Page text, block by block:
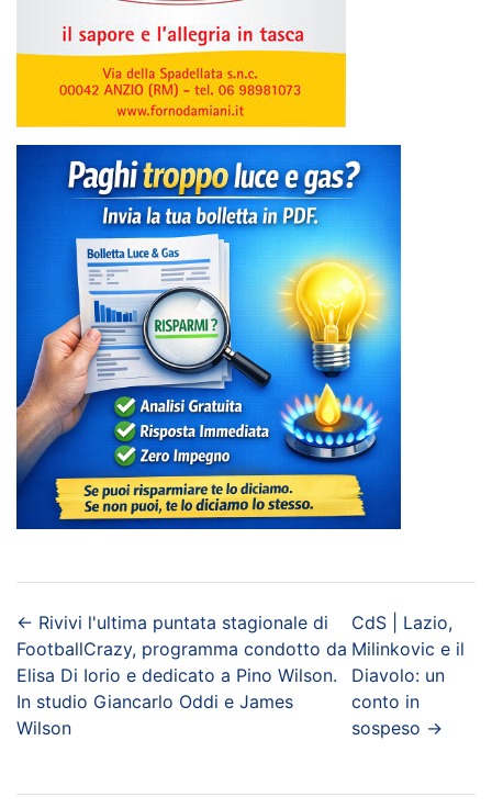
← Rivivi l'ultima puntata stagionale di
FootballCrazy, programma condotto da
Elisa Di Iorio e dedicato a Pino Wilson.
In studio Giancarlo Oddi e James
Wilson
CdS | Lazio,
Milinkovic e il
Diavolo: un
conto in
sospeso →